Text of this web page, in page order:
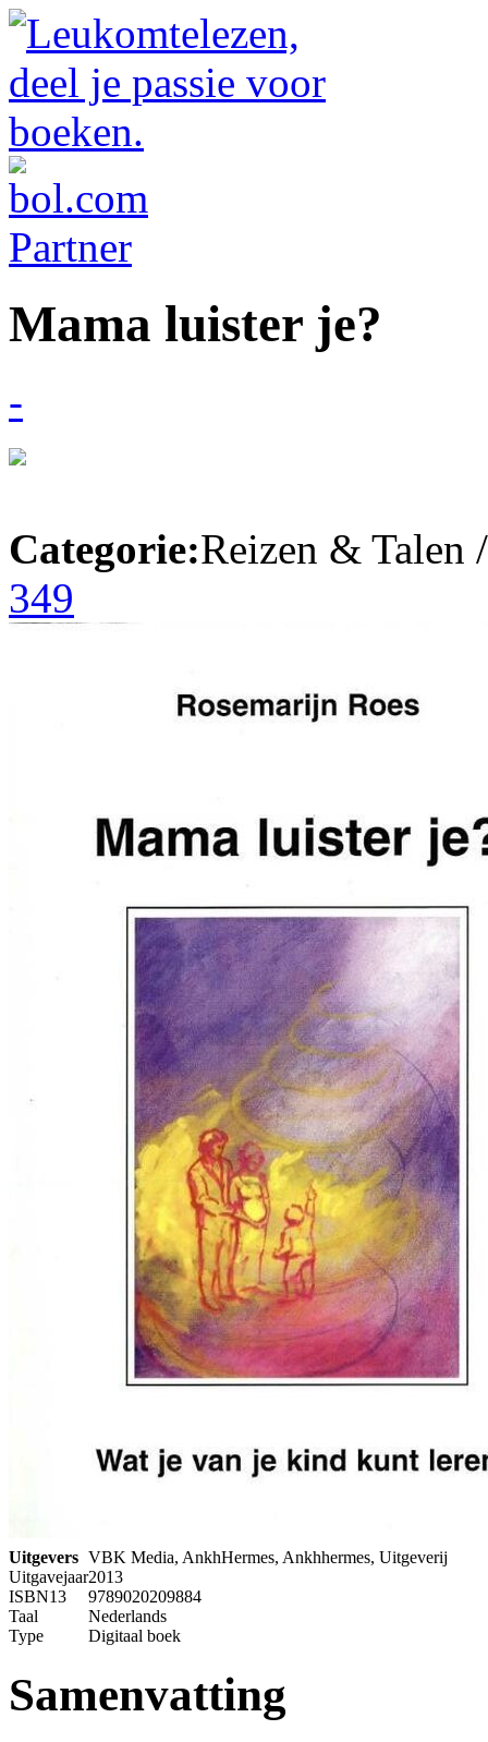
Mama luister je?
-
Categorie:Reizen & Talen
349
Uitgevers VBK Media, AnkhHermes, Ankhhermes, Uitgeverij
Uitgavejaar2013
ISBN13
9789020209884
Taal
Nederlands
Type
Digitaal boek
Samenvatting